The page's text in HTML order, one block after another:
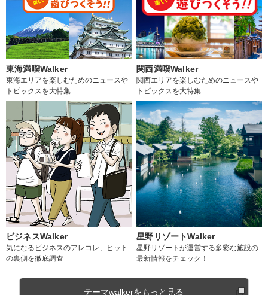
東海満喫Walker
東海エリアを楽しむためのニュースや
トピックスを大特集
関西満喫Walker
関西エリアを楽しむためのニュースや
トピックスを大特集
ビジネスWalker
気になるビジネスのアレコレ、ヒット
の裏側を徹底調査
星野リゾートWalker
星野リゾートが運営する多彩な施設の
最新情報をチェック！
テーマwalkerをもっと見る